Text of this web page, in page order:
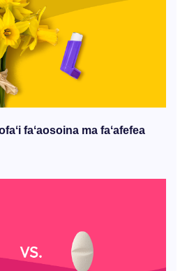
faʻaosoina ma faʻafefea